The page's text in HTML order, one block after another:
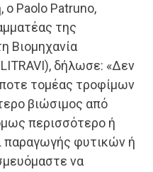
Paolo Patruno,
της
Βιομηχανία
δήλωσε: «Δεν
τομέας τροφίμων
βιώσιμος από
περισσότερο ή
παραγωγής φυτικών ή
να